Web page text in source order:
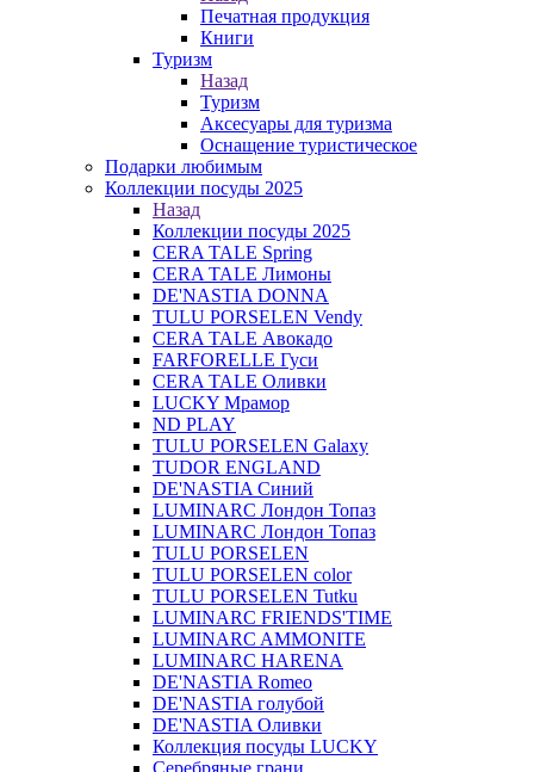
Печатная продукция
Книги
Туризм
Назад
Туризм
Аксесуары для туризма
Оснащение туристическое
Подарки любимым
Коллекции посуды 2025
Назад
Коллекции посуды 2025
CERA TALE Spring
CERA TALE Лимоны
DE'NASTIA DONNA
TULU PORSELEN Vendy
CERA TALE Авокадо
FARFORELLE Гуси
CERA TALE Оливки
LUCKY Мрамор
ND PLAY
TULU PORSELEN Galaxy
TUDOR ENGLAND
DE'NASTIA Синий
LUMINARC Лондон Топаз
LUMINARC Лондон Топаз
TULU PORSELEN
TULU PORSELEN color
TULU PORSELEN Tutku
LUMINARC FRIENDS'TIME
LUMINARC AMMONITE
LUMINARC HARENA
DE'NASTIA Romeo
DE'NASTIA голубой
DE'NASTIA Оливки
Коллекция посуды LUCKY
Серебряные грани